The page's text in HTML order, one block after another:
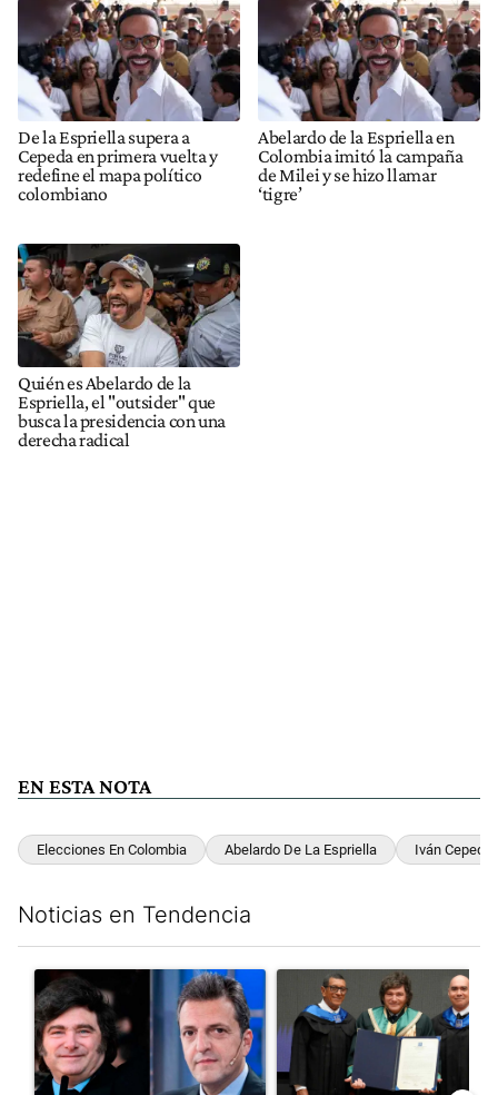
De la Espriella supera a
Cepeda en primera vuelta y
redefine el mapa político
colombiano
Abelardo de la Espriella en
Colombia imitó la campaña
de Milei y se hizo llamar
‘tigre’
Quién es Abelardo de la
Espriella, el "outsider" que
busca la presidencia con una
derecha radical
EN ESTA NOTA
Elecciones En Colombia Abelardo De La Espriella Iván Cepeda
Noticias en Tendencia
Un artículo de tendencia con el título "Los gobernadores
Un artículo de tendencia